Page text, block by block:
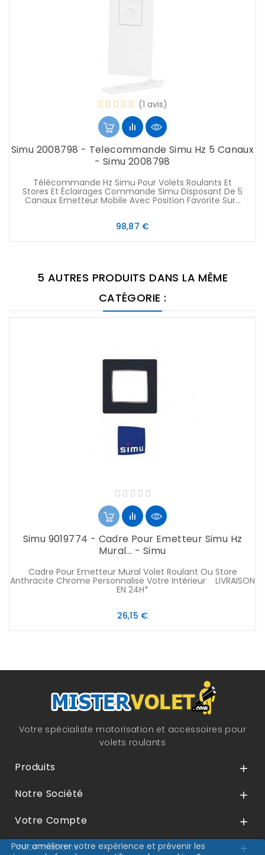
Pour améliorer votre expérience et prévenir les
(1 avis)
Simu 2008798 - Telecommande Simu Hz 5 Canaux
- Simu 2008798
Télécommande Hz Simu Pour Volets Roulants Et
Stores Et Éclairages Commande Simu Disposant De 5
Canaux Emetteur Mobile Avec Position Favorite Sur...
98,87 €Prix
5 AUTRES PRODUITS DANS LA MÊME
CATÉGORIE :
Simu 9019774 - Cadre Pour Emetteur Simu Hz
Mural... - Simu
Cadre Pour Emetteur Mural Volet Roulant Ou Store
Anthracite Chrome Personnalise Votre Intérieur LIVRAISON
EN 24H*
26,15 €Prix
Votre spécialiste motorisation et accessoires pour
volets roulants
Produits 
Notre Société 
Votre Compte 
Informations 